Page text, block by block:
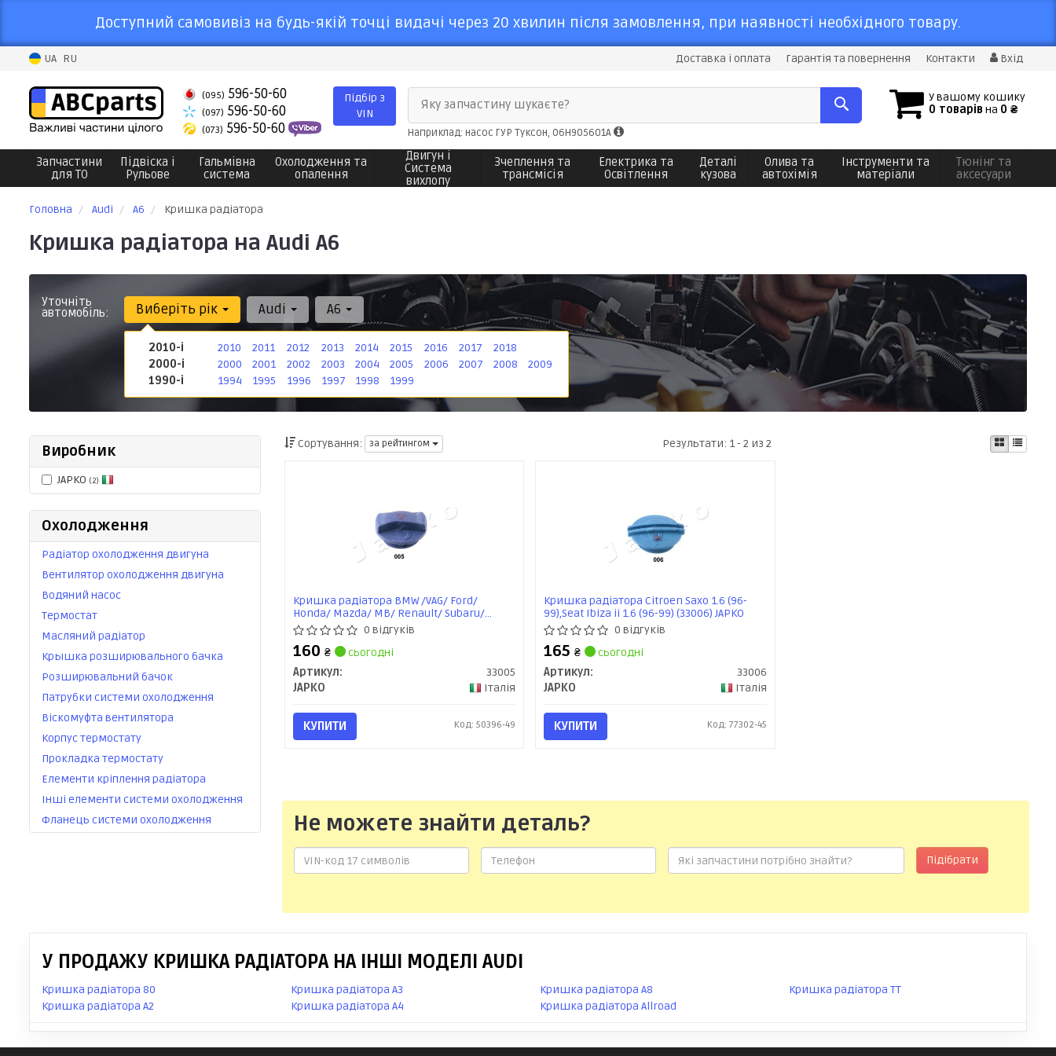
Доступний самовивіз на будь-якій точці видачі через 20 хвилин після замовлення, при наявності необхідного товару.
UA RU Доставка і оплата Гарантія та повернення Контакти Вхід
(095) 596-50-60
(097) 596-50-60
(073) 596-50-60
Підбір з
VIN
У вашому кошику
0 товарів на 0 ₴
Яку запчастину шукаєте?
Наприклад: насос ГУР Туксон, 06H905601A
Запчастини
для ТО
Підвіска і
Рульове
Гальмівна
система
Охолодження та
опалення
Двигун і
Система
вихлопу
Зчеплення та
трансмісія
Електрика та
Освітлення
Деталі
кузова
Олива та
автохімія
Інструменти та
матеріали
Тюнінг та
аксесуари
Головна Audi A6 Кришка радіатора
Кришка радіатора на Audi A6
Уточніть
автомобіль: Виберіть рік
2010-і 2010 2011 2012 2013 2014 2015 2016 2017
2018
2000-і
2000 2001 2002 2003 2004 2005 2006 2007 2008
2009
1990-і
1994 1995 1996 1997 1998 1999
Audi A6
Виробник
JAPKO (2)
Охолодження
Радіатор охолодження двигуна
Вентилятор охолодження двигуна
Водяний насос
Термостат
Масляний радіатор
Крышка розширювального бачка
Розширювальний бачок
Патрубки системи охолодження
Віскомуфта вентилятора
Корпус термостату
Прокладка термостату
Елементи кріплення радіатора
Інші елементи системи охолодження
Фланець системи охолодження
Сортування: за рейтингом Результати: 1 - 2 из 2
Кришка радіатора BMW /VAG/ Ford/
Honda/ Mazda/ MB/ Renault/ Subaru/
Toyota/ Volvo 1,5бар (33005) JAPKO
0 відгуків
160 ₴
сьогодні
Артикул:
33005
JAPKO
Італія
КУПИТИ Код: 50396-49
Кришка радіатора Citroen Saxo 1.6 (96-
99),Seat Ibiza ii 1.6 (96-99) (33006) JAPKO
0 відгуків
165₴
сьогодні
Артикул:
33006
JAPKO
Італія
КУПИТИ Код: 77302-45
Не можете знайти деталь?
Підібрати
У ПРОДАЖУ КРИШКА РАДІАТОРА НА ІНШІ МОДЕЛІ AUDI
Кришка радіатора 80
Кришка радіатора A2
Кришка радіатора A3
Кришка радіатора A4
Кришка радіатора A8
Кришка радіатора Allroad
Кришка радіатора TT